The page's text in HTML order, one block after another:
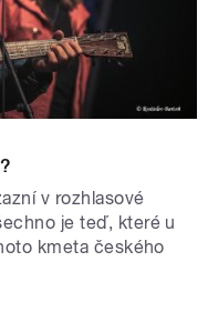
v rozhlasové
je teď, které u
kmeta českého